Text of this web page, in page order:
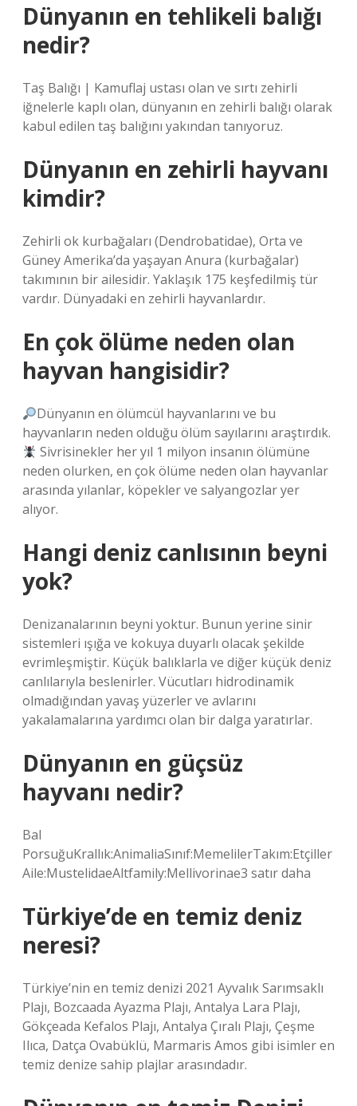
Dünyanın en tehlikeli balığı
nedir?
Taş Balığı | Kamuflaj ustası olan ve sırtı zehirli
iğnelerle kaplı olan, dünyanın en zehirli balığı olarak
kabul edilen taş balığını yakından tanıyoruz.
Dünyanın en zehirli hayvanı
kimdir?
Zehirli ok kurbağaları (Dendrobatidae), Orta ve
Güney Amerika’da yaşayan Anura (kurbağalar)
takımının bir ailesidir. Yaklaşık 175 keşfedilmiş tür
vardır. Dünyadaki en zehirli hayvanlardır.
En çok ölüme neden olan
hayvan hangisidir?
Dünyanın en ölümcül hayvanlarını ve bu
hayvanların neden olduğu ölüm sayılarını araştırdık.
Sivrisinekler her yıl 1 milyon insanın ölümüne
neden olurken, en çok ölüme neden olan hayvanlar
arasında yılanlar, köpekler ve salyangozlar yer
alıyor.
Hangi deniz canlısının beyni
yok?
Denizanalarının beyni yoktur. Bunun yerine sinir
sistemleri ışığa ve kokuya duyarlı olacak şekilde
evrimleşmiştir. Küçük balıklarla ve diğer küçük deniz
canlılarıyla beslenirler. Vücutları hidrodinamik
olmadığından yavaş yüzerler ve avlarını
yakalamalarına yardımcı olan bir dalga yaratırlar.
Dünyanın en güçsüz
hayvanı nedir?
Bal
PorsuğuKrallık:AnimaliaSınıf:MemelilerTakım:Etçiller
Aile:MustelidaeAltfamily:Mellivorinae3 satır daha
Türkiye’de en temiz deniz
neresi?
Türkiye’nin en temiz denizi 2021 Ayvalık Sarımsaklı
Plajı, Bozcaada Ayazma Plajı, Antalya Lara Plajı,
Gökçeada Kefalos Plajı, Antalya Çıralı Plajı, Çeşme
Ilıca, Datça Ovabüklü, Marmaris Amos gibi isimler en
temiz denize sahip plajlar arasındadır.